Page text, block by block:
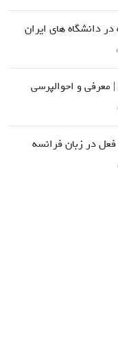
دانشگاه های ایران
معرفی و احوالپرسی
در زبان فرانسه